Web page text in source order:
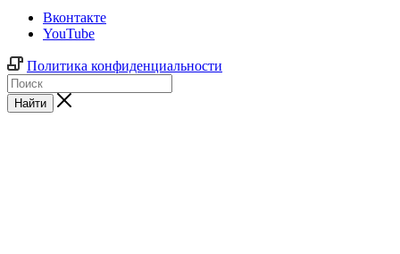
Вконтакте
YouTube
Политика конфиденциальности
Найти